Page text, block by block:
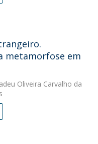
metamorfose em
Oliveira Carvalho da